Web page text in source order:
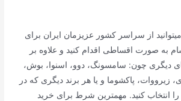
از سراسر کشور عزیزمان ایران برای
به صورت اقساطی اقدام کنید و علاوه بر
دیگری چون: سامسونگ، دوو، اسنوا، بوش،
زیرووات، پاکشوما و یا هر برند دیگری که در
انتخاب کنید. مهمترین شرط برای خرید